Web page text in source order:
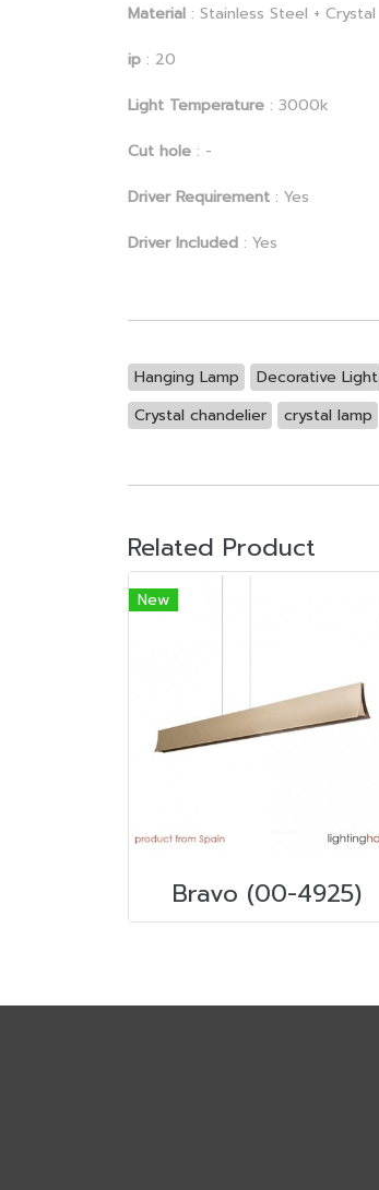
Material : Stainless Steel + Crystal
ip : 20
Light Temperature : 3000k
Cut hole : -
Driver Requirement : Yes
Driver Included : Yes
Hanging Lamp Decorative Light
Crystal chandelier
crystal lamp
Related Product
New
Bravo (00-4925)